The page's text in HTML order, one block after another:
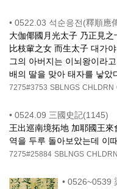
• 0522.03 석순응전(釋順應
大伽倻國月光太子 乃正見
比枝軰之女 而生太子 대가
그의 아버지는 이뇌왕이라
배의 딸을 맞아 태자를 낳았
7275#3753 SBLNGS CHLDRN
• 0524.09 三國史記(1145)
王出巡南境拓地 加耶國王
역을 두루 돌아보았는데 이
7275#25884 SBLNGS CHLDRN
• 0526~0539